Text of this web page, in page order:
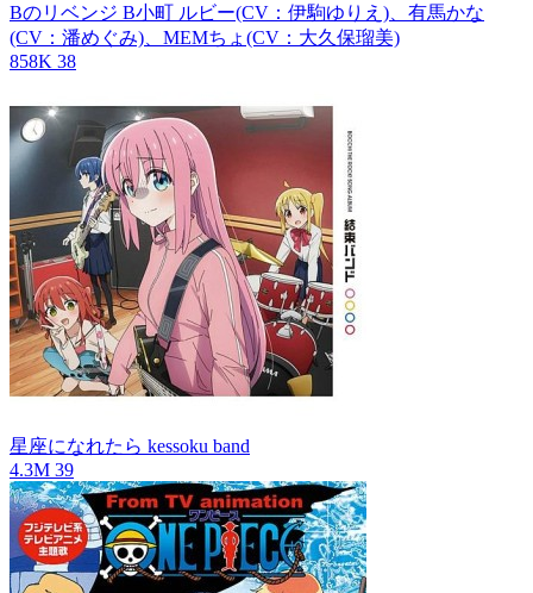
Bのリベンジ B小町 ルビー(CV：伊駒ゆりえ)、有馬かな
(CV：潘めぐみ)、MEMちょ(CV：大久保瑠美)
858K 38
星座になれたら kessoku band
4.3M 39